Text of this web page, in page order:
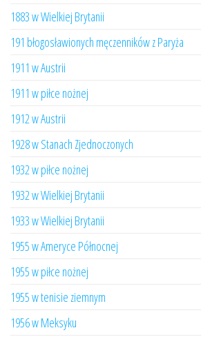
1883 w Wielkiej Brytanii
191 błogosławionych męczenników z Paryża
1911 w Austrii
1911 w piłce nożnej
1912 w Austrii
1928 w Stanach Zjednoczonych
1932 w piłce nożnej
1932 w Wielkiej Brytanii
1933 w Wielkiej Brytanii
1955 w Ameryce Północnej
1955 w piłce nożnej
1955 w tenisie ziemnym
1956 w Meksyku